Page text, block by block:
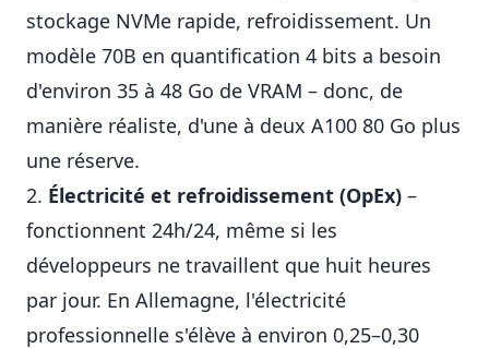
stockage NVMe rapide, refroidissement. Un
modèle 70B en quantification 4 bits a besoin
d'environ 35 à 48 Go de VRAM – donc, de
manière réaliste, d'une à deux A100 80 Go plus
une réserve.
Électricité et refroidissement (OpEx) –
fonctionnent 24h/24, même si les
développeurs ne travaillent que huit heures
par jour. En Allemagne, l'électricité
professionnelle s'élève à environ 0,25–0,30